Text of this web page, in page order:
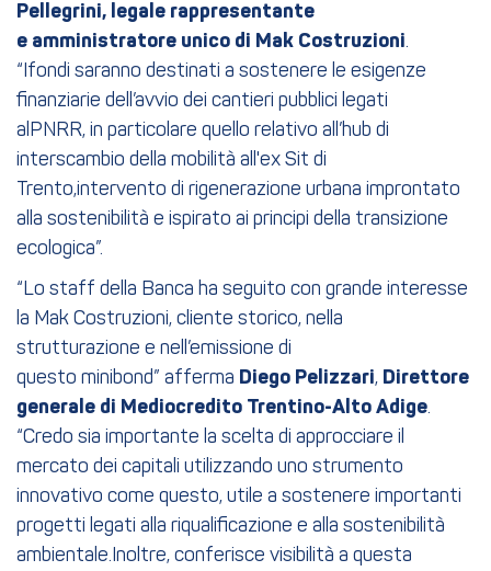
Pellegrini, legale rappresentante
e amministratore unico di Mak Costruzioni.
“Ifondi saranno destinati a sostenere le esigenze
finanziarie dell’avvio dei cantieri pubblici legati
alPNRR, in particolare quello relativo all’hub di
interscambio della mobilità all'ex Sit di
Trento,intervento di rigenerazione urbana improntato
alla sostenibilità e ispirato ai principi della transizione
ecologica”.
“Lo staff della Banca ha seguito con grande interesse
la Mak Costruzioni, cliente storico, nella
strutturazione e nell’emissione di
questo minibond” afferma Diego Pelizzari, Direttore
generale di Mediocredito Trentino-Alto Adige.
“Credo sia importante la scelta di approcciare il
mercato dei capitali utilizzando uno strumento
innovativo come questo, utile a sostenere importanti
progetti legati alla riqualificazione e alla sostenibilità
ambientale.Inoltre, conferisce visibilità a questa